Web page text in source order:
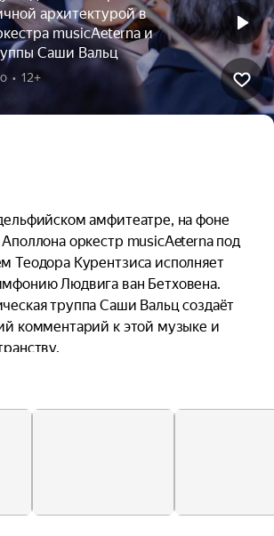
архитектурой в
musicAeterna и
Саши Вальц
•  12+
амфитеатре, на фоне
оркестр musicAeterna под
Теодора Курентзиса исполняет
Людвига ван Бетховена.
труппа Саши Вальц создаёт
комментарий к этой музыке и